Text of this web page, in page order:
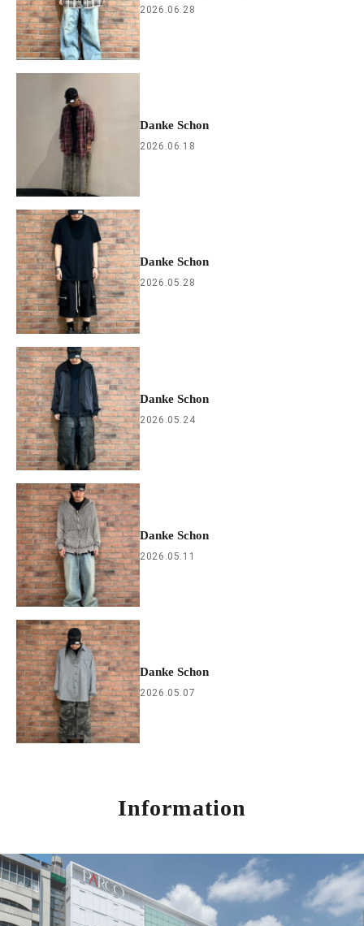
2026.06.28
Danke Schon
2026.06.18
Danke Schon
2026.05.28
Danke Schon
2026.05.24
Danke Schon
2026.05.11
Danke Schon
2026.05.07
Information